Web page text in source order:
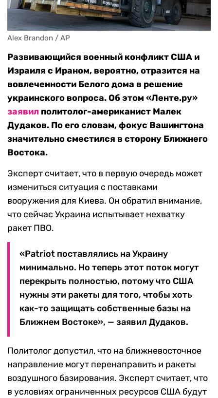
Alex Brandon / AP
Развивающийся военный конфликт США и
Израиля с Ираном, вероятно, отразится на
вовлеченности Белого дома в решение
украинского вопроса. Об этом «Ленте.ру»
заявил политолог-американист Малек
Дудаков. По его словам, фокус Вашингтона
значительно сместился в сторону Ближнего
Востока.
Эксперт считает, что в первую очередь может
измениться ситуация с поставками
вооружения для Киева. Он обратил внимание,
что сейчас Украина испытывает нехватку
ракет ПВО.
«Patriot поставлялись на Украину
минимально. Но теперь этот поток могут
перекрыть полностью, потому что США
нужны эти ракеты для того, чтобы хоть
как-то защищать собственные базы на
Ближнем Востоке», — заявил Дудаков.
Политолог допустил, что на ближневосточное
направление могут перенаправить и ракеты
воздушного базирования. Эксперт считает, что
в условиях ограниченных ресурсов США будут